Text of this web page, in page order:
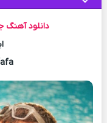
دانلود آهنگ